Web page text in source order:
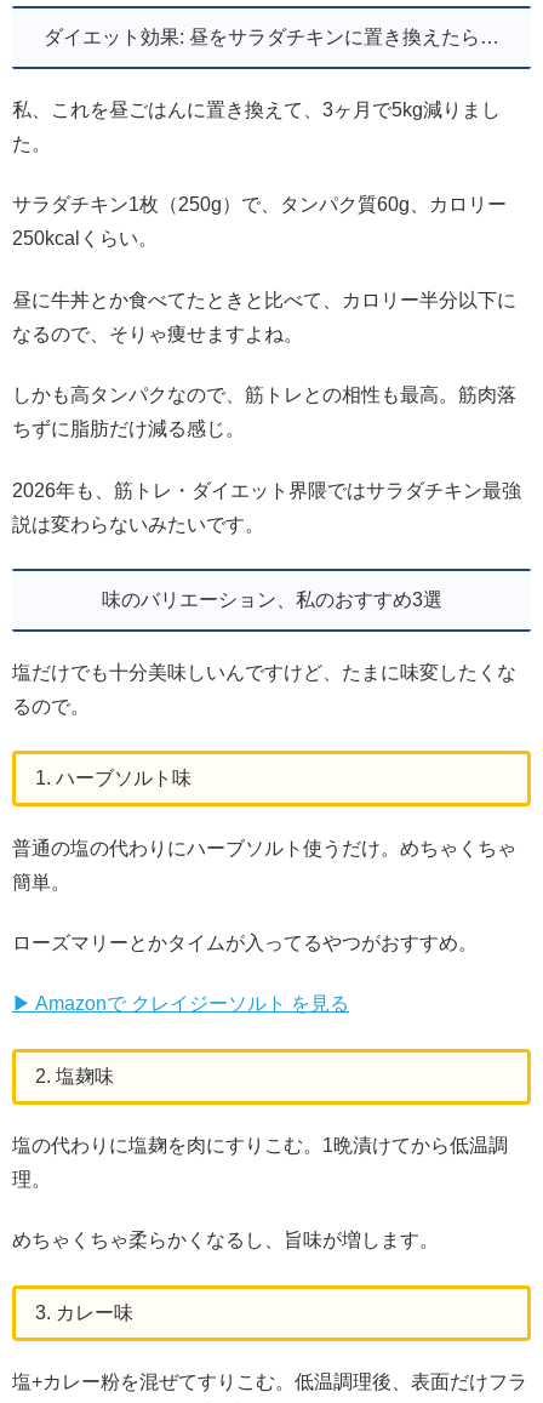
ダイエット効果: 昼をサラダチキンに置き換えたら…
私、これを昼ごはんに置き換えて、3ヶ月で5kg減りまし
た。
サラダチキン1枚（250g）で、タンパク質60g、カロリー
250kcalくらい。
昼に牛丼とか食べてたときと比べて、カロリー半分以下に
なるので、そりゃ痩せますよね。
しかも高タンパクなので、筋トレとの相性も最高。筋肉落
ちずに脂肪だけ減る感じ。
2026年も、筋トレ・ダイエット界隈ではサラダチキン最強
説は変わらないみたいです。
味のバリエーション、私のおすすめ3選
塩だけでも十分美味しいんですけど、たまに味変したくな
るので。
1. ハーブソルト味
普通の塩の代わりにハーブソルト使うだけ。めちゃくちゃ
簡単。
ローズマリーとかタイムが入ってるやつがおすすめ。
▶ Amazonで クレイジーソルト を見る
2. 塩麹味
塩の代わりに塩麹を肉にすりこむ。1晩漬けてから低温調
理。
めちゃくちゃ柔らかくなるし、旨味が増します。
3. カレー味
塩+カレー粉を混ぜてすりこむ。低温調理後、表面だけフラ